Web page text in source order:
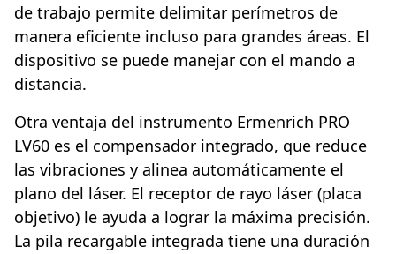
de trabajo permite delimitar perímetros de
manera eficiente incluso para grandes áreas. El
dispositivo se puede manejar con el mando a
distancia.
Otra ventaja del instrumento Ermenrich PRO
LV60 es el compensador integrado, que reduce
las vibraciones y alinea automáticamente el
plano del láser. El receptor de rayo láser (placa
objetivo) le ayuda a lograr la máxima precisión.
La pila recargable integrada tiene una duración